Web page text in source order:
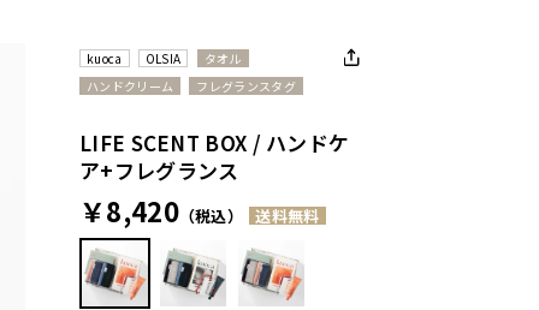
kuoca OLSIA
タオル
ハンドクリーム
フレグランスタグ
LIFE SCENT BOX / ハンドケ
ア+フレグランス
￥8,420（税込） 送料無料